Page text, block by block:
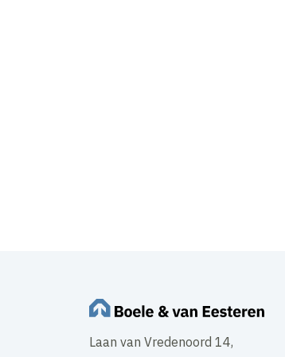
Laan van Vredenoord 14,